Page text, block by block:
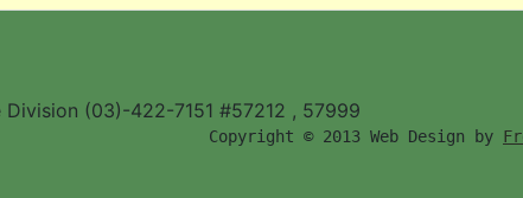
(03)-422-7151 #57212 , 57999
        Copyright © 2013 Web Design by